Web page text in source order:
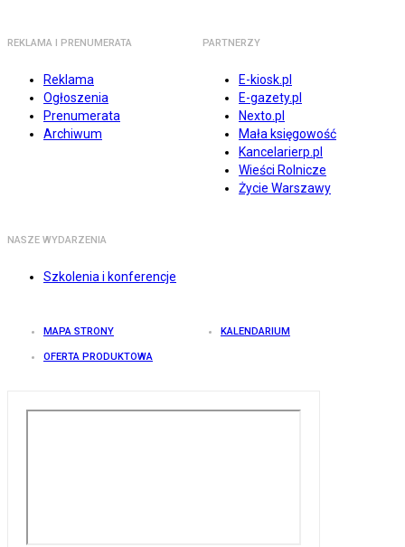
REKLAMA I PRENUMERATA
Reklama
Ogłoszenia
Prenumerata
Archiwum
PARTNERZY
E-kiosk.pl
E-gazety.pl
Nexto.pl
Mała księgowość
Kancelarierp.pl
Wieści Rolnicze
Życie Warszawy
NASZE WYDARZENIA
Szkolenia i konferencje
MAPA STRONY KALENDARIUM
OFERTA PRODUKTOWA